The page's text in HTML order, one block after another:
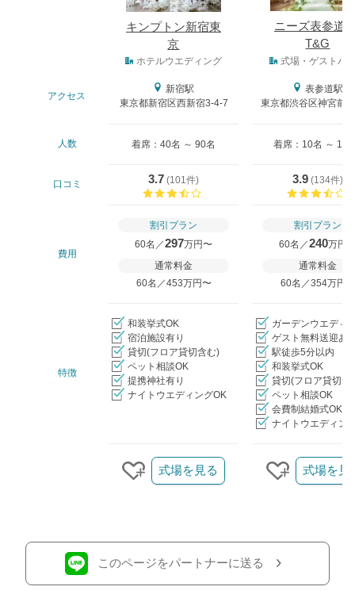
キンプトン新宿東
京
ニーズ表参道
T&G
ホテルウエディング 式場・ゲストハ
アクセス
新宿駅
東京都新宿区西新宿3-4-7
表参道駅
東京都渋谷区神宮前
人数 着席：40名 ～ 90名 着席：10名 ～ 122
口コミ 3.7 (101件)
3.9 (134件)
費用
割引プラン
60名／297万円〜
通常料金
60名／453万円〜
割引プラン
60名／240万円
通常料金
60名／354万円〜
特徴
和装挙式OK
宿泊施設有り
貸切(フロア貸切含む)
ペット相談OK
提携神社有り
ナイトウエディングOK
ガーデンウエディ
ゲスト無料送迎あ
駅徒歩5分以内
和装挙式OK
貸切(フロア貸切含
ペット相談OK
会費制結婚式OK
ナイトウエディン
クリップする
式場を見る
クリップす
式場を見
このページをパートナーに送る